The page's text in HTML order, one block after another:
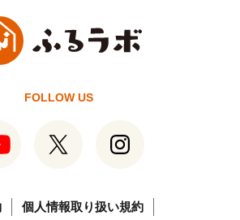
FOLLOW US
個人情報取り扱い規約